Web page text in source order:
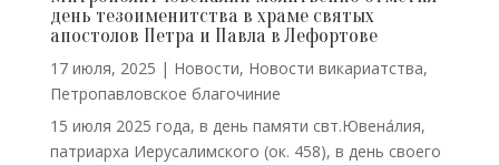
день тезоименитства в храме святых
апостолов Петра и Павла в Лефортове
17 июля, 2025 | Новости, Новости викариатства,
Петропавловское благочиние
15 июля 2025 года, в день памяти свт.Ювена́лия,
патриарха Иерусалимского (ок. 458), в день своего